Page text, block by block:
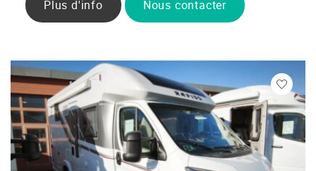
Plus d'info Nous contacter
Veuillez
vous